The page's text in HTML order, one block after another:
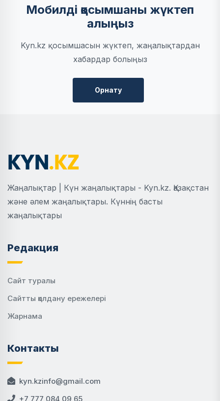
Мобилді қосымшаны жүктеп
алыңыз
Kyn.kz қосымшасын жүктеп, жаңалықтардан
хабардар болыңыз
Орнату
Жаңалықтар | Күн жаңалықтары - Kyn.kz. Қазақстан
және әлем жаңалықтары. Күннің басты
жаңалықтары
Редакция
Сайт туралы
Сайтты қолдану ережелері
Жарнама
Контакты
kyn.kzinfo@gmail.com
+7 777 084 09 65